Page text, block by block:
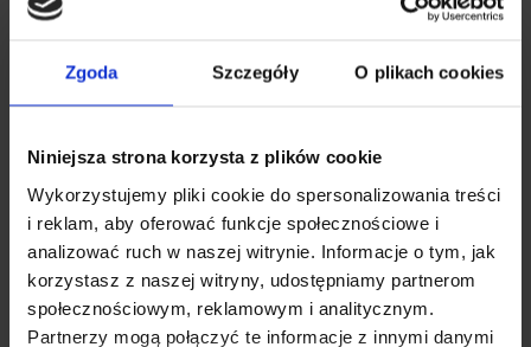
Zgoda Szczegóły O plikach cookies
Niniejsza strona korzysta z plików cookie
Wykorzystujemy pliki cookie do spersonalizowania treści
i reklam, aby oferować funkcje społecznościowe i
analizować ruch w naszej witrynie. Informacje o tym, jak
korzystasz z naszej witryny, udostępniamy partnerom
społecznościowym, reklamowym i analitycznym.
Partnerzy mogą połączyć te informacje z innymi danymi
VROOM-X KOMPLET
29.00zł